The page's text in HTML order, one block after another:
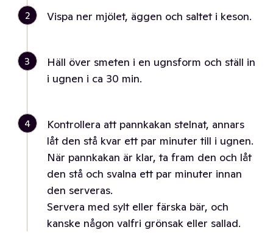
2 Vispa ner mjölet, äggen och saltet i keson.
3
Häll över smeten i en ugnsform och ställ in
i ugnen i ca 30 min.
4
Kontrollera att pannkakan stelnat, annars
låt den stå kvar ett par minuter till i ugnen.
När pannkakan är klar, ta fram den och låt
den stå och svalna ett par minuter innan
den serveras.
Servera med sylt eller färska bär, och
kanske någon valfri grönsak eller sallad.